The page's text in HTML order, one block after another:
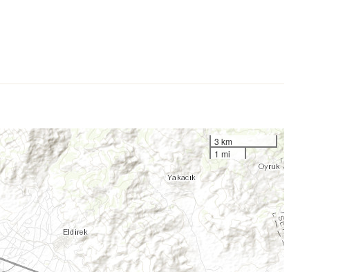
3 km
1 mi